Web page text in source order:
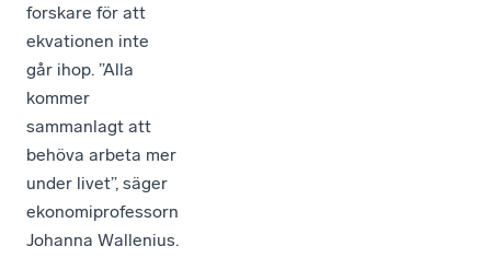
forskare för att
ekvationen inte
går ihop. ”Alla
kommer
sammanlagt att
behöva arbeta mer
under livet”, säger
ekonomiprofessorn
Johanna Wallenius.